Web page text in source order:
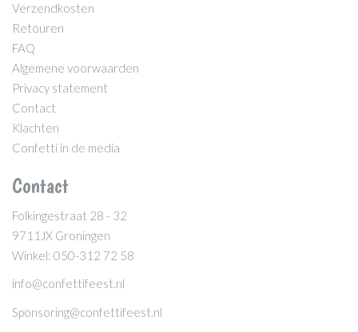
Verzendkosten
Retouren
FAQ
Algemene voorwaarden
Privacy statement
Contact
Klachten
Confetti in de media
Contact
Folkingestraat 28 - 32
9711JX Groningen
Winkel: 050-312 72 58
info@confettifeest.nl
Sponsoring@confettifeest.nl